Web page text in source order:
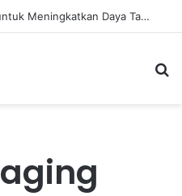
Strategi Kesehatan Harian untuk Meningkatkan Daya Tahan Tubuh dalam Beraktivitas